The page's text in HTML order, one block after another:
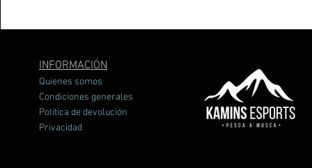
INFORMACIÓN
Quienes somos
Condiciones generales
Política de devolución
Privacidad